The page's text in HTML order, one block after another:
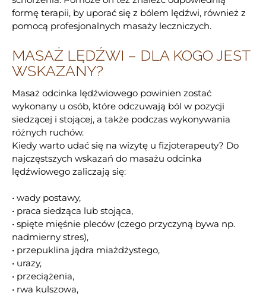
formę terapii, by uporać się z bólem lędźwi, również z
pomocą profesjonalnych masaży leczniczych.
MASAŻ LĘDŹWI – DLA KOGO JEST
WSKAZANY?
Masaż odcinka lędźwiowego powinien zostać
wykonany u osób, które odczuwają ból w pozycji
siedzącej i stojącej, a także podczas wykonywania
różnych ruchów.
Kiedy warto udać się na wizytę u fizjoterapeuty? Do
najczęstszych wskazań do masażu odcinka
lędźwiowego zaliczają się:
• wady postawy,
• praca siedząca lub stojąca,
• spięte mięśnie pleców (czego przyczyną bywa np.
nadmierny stres),
• przepuklina jądra miażdżystego,
• urazy,
• przeciążenia,
• rwa kulszowa,